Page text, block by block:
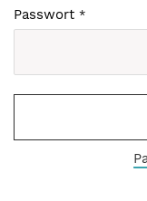
Passwort